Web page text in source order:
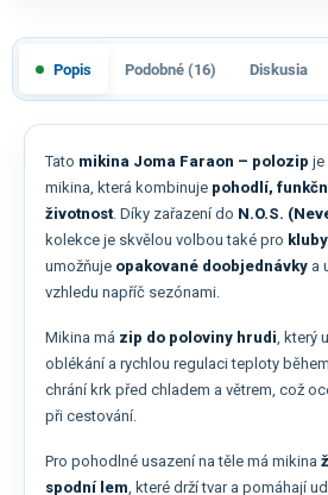
Popis Podobné (16) Diskusia
Tato mikina Joma Faraon – polozip je
mikina, která kombinuje pohodlí,
životnost. Díky zařazení do N.O.S.
kolekce je skvělou volbou také pro
umožňuje opakované doobjednávky a
vzhledu napříč sezónami.
Mikina má zip do poloviny hrudi, který
oblékání a rychlou regulaci teploty
chrání krk před chladem a větrem, což
při cestování.
Pro pohodlné usazení na těle má mikina
spodní lem, které drží tvar a pomáhají